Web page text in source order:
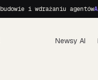
i wdrażaniu agentówAI
Newsy AI